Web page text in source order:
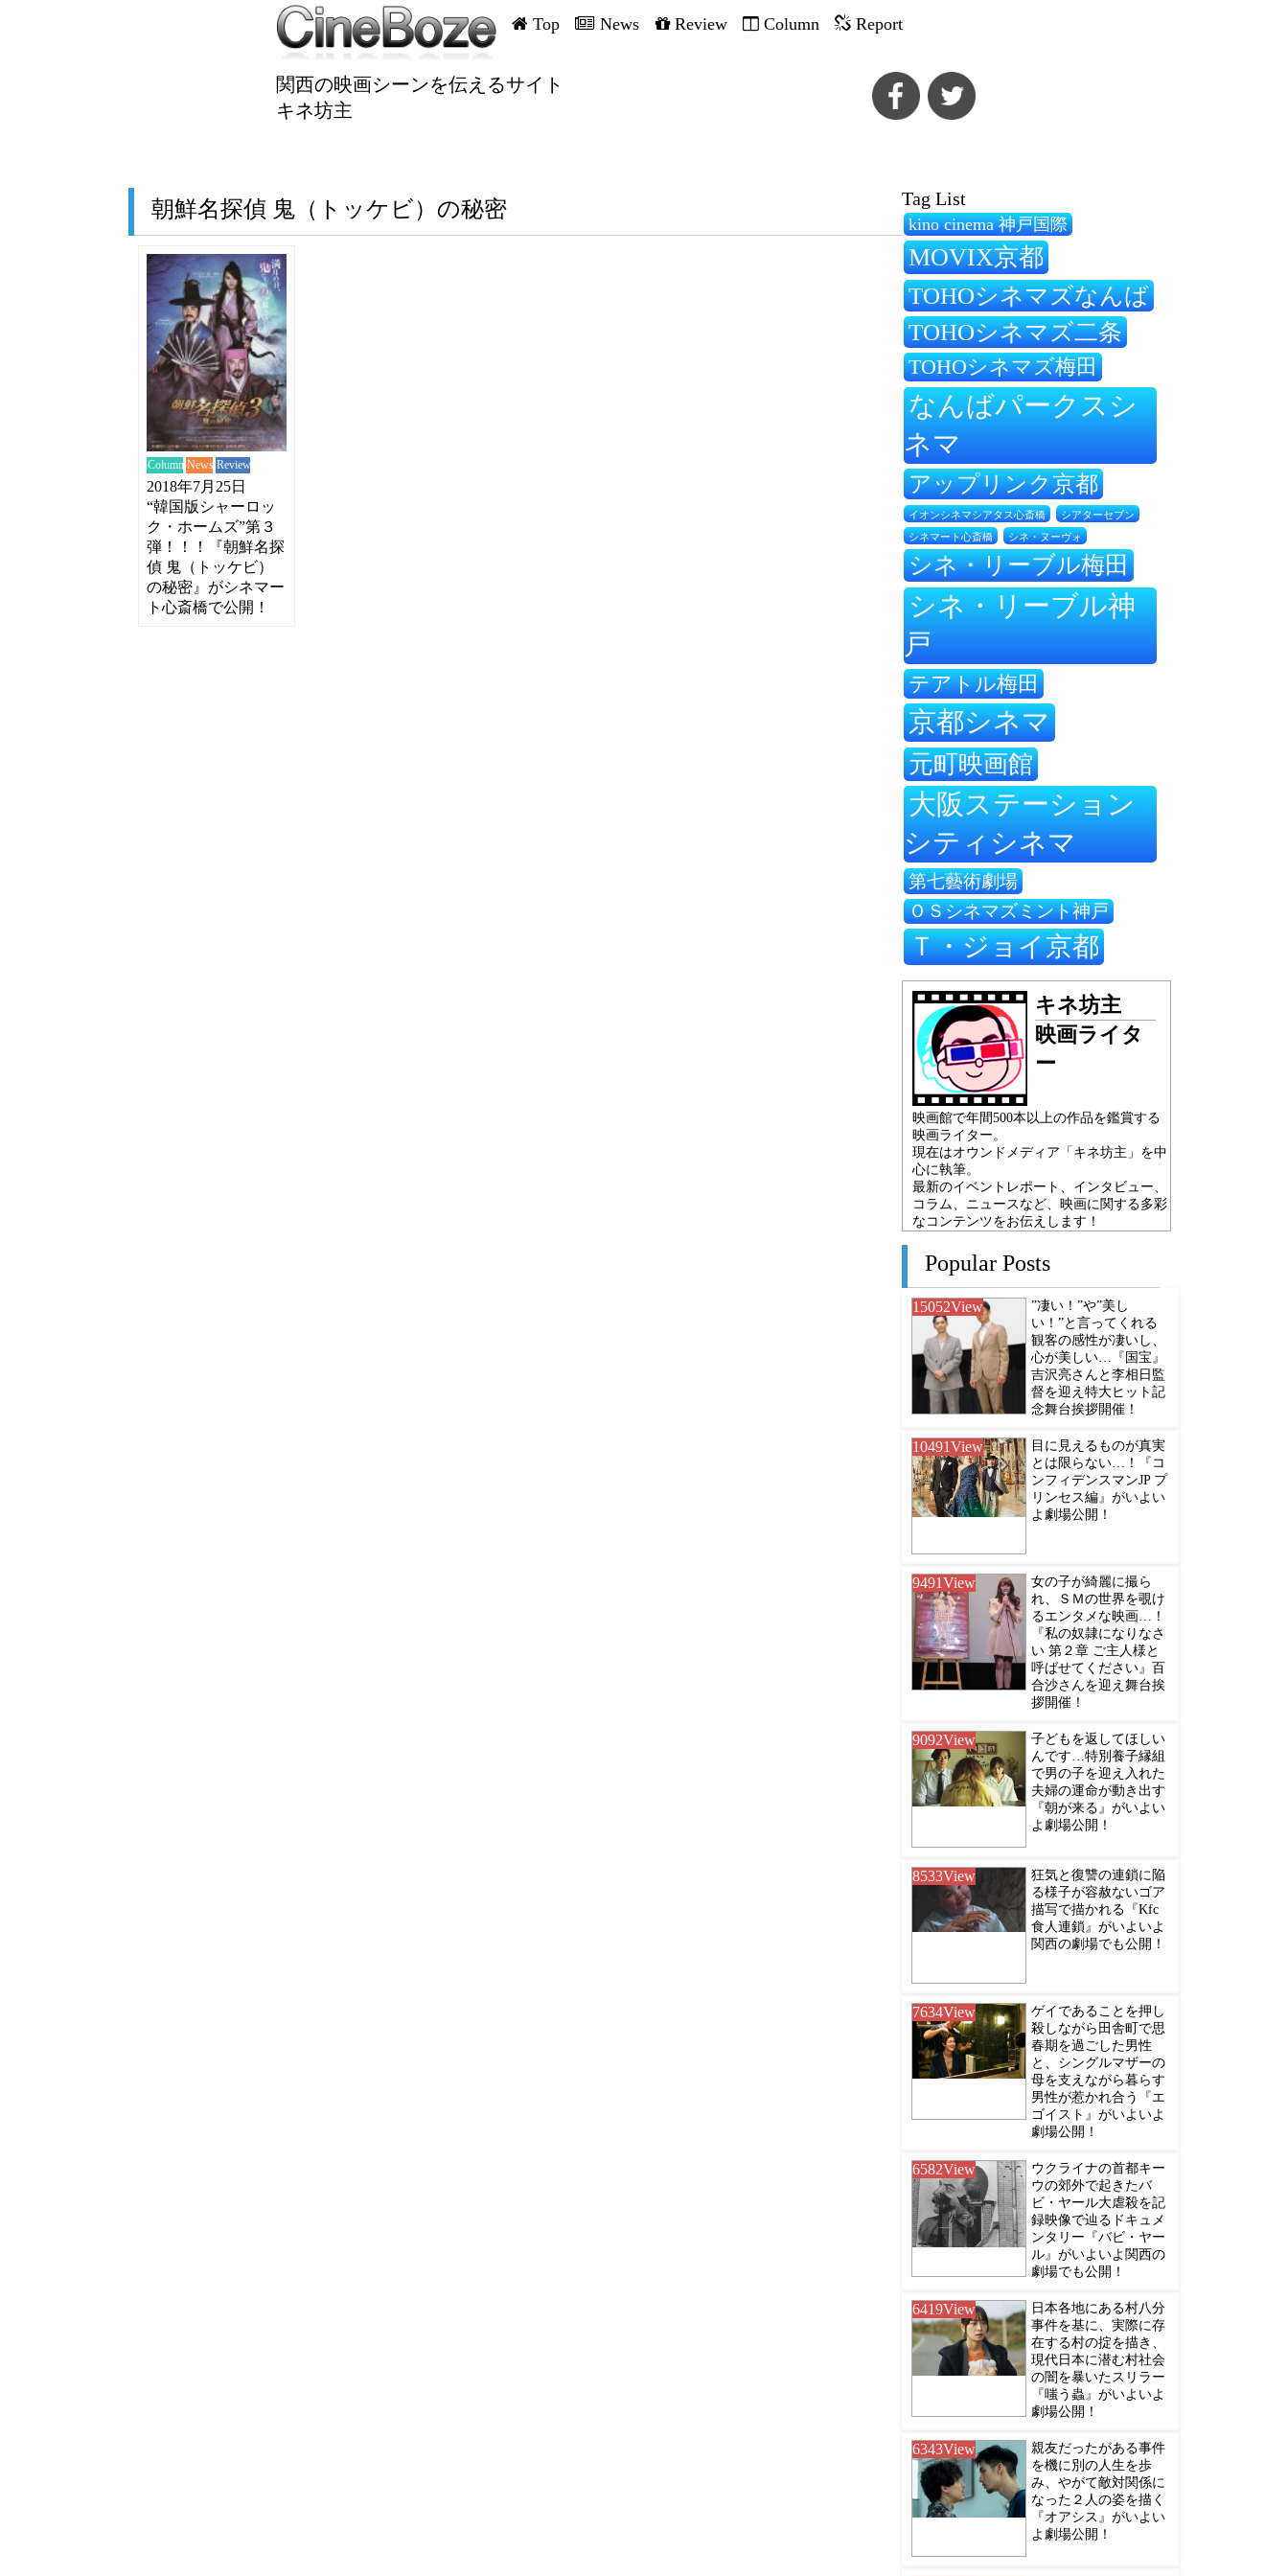
Top News Review Column Report
関西の映画シーンを伝えるサイト
キネ坊主
朝鮮名探偵 鬼（トッケビ）の秘密
Column News Review
2018年7月25日
“韓国版シャーロッ
ク・ホームズ”第３
弾！！！『朝鮮名探
偵 鬼（トッケビ）
の秘密』がシネマー
ト心斎橋で公開！
Tag List
kino cinema 神戸国際
MOVIX京都
TOHOシネマズなんば
TOHOシネマズ二条
TOHOシネマズ梅田
なんばパークスシ
ネマ
アップリンク京都
イオンシネマシアタス心斎橋 シアターセブン
シネマート心斎橋 シネ・ヌーヴォ
シネ・リーブル梅田
シネ・リーブル神
戸
テアトル梅田
京都シネマ
元町映画館
大阪ステーション
シティシネマ
第七藝術劇場
ＯＳシネマズミント神戸
Ｔ・ジョイ京都
キネ坊主
映画ライタ
ー
映画館で年間500本以上の作品を鑑賞する
映画ライター。
現在はオウンドメディア「キネ坊主」を中
心に執筆。
最新のイベントレポート、インタビュー、
コラム、ニュースなど、映画に関する多彩
なコンテンツをお伝えします！
Popular Posts
15052View
”凄い！”や”美し
い！”と言ってくれる
観客の感性が凄いし、
心が美しい…『国宝』
吉沢亮さんと李相日監
督を迎え特大ヒット記
念舞台挨拶開催！
10491View
目に見えるものが真実
とは限らない…！『コ
ンフィデンスマンJP プ
リンセス編』がいよい
よ劇場公開！
9491View
女の子が綺麗に撮ら
れ、ＳＭの世界を覗け
るエンタメな映画…！
『私の奴隷になりなさ
い 第２章 ご主人様と
呼ばせてください』百
合沙さんを迎え舞台挨
拶開催！
9092View
子どもを返してほしい
んです…特別養子縁組
で男の子を迎え入れた
夫婦の運命が動き出す
『朝が来る』がいよい
よ劇場公開！
8533View
狂気と復讐の連鎖に陥
る様子が容赦ないゴア
描写で描かれる『Kfc
食人連鎖』がいよいよ
関西の劇場でも公開！
7634View
ゲイであることを押し
殺しながら田舎町で思
春期を過ごした男性
と、シングルマザーの
母を支えながら暮らす
男性が惹かれ合う『エ
ゴイスト』がいよいよ
劇場公開！
6582View
ウクライナの首都キー
ウの郊外で起きたバ
ビ・ヤール大虐殺を記
録映像で辿るドキュメ
ンタリー『バビ・ヤー
ル』がいよいよ関西の
劇場でも公開！
6419View
日本各地にある村八分
事件を基に、実際に存
在する村の掟を描き、
現代日本に潜む村社会
の闇を暴いたスリラー
『嗤う蟲』がいよいよ
劇場公開！
6343View
親友だったがある事件
を機に別の人生を歩
み、やがて敵対関係に
なった２人の姿を描く
『オアシス』がいよい
よ劇場公開！